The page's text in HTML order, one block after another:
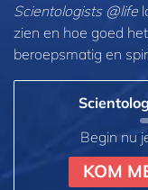
Scientologists @life
zien en hoe goed
beroepsmatig en
Begin nu
KOM